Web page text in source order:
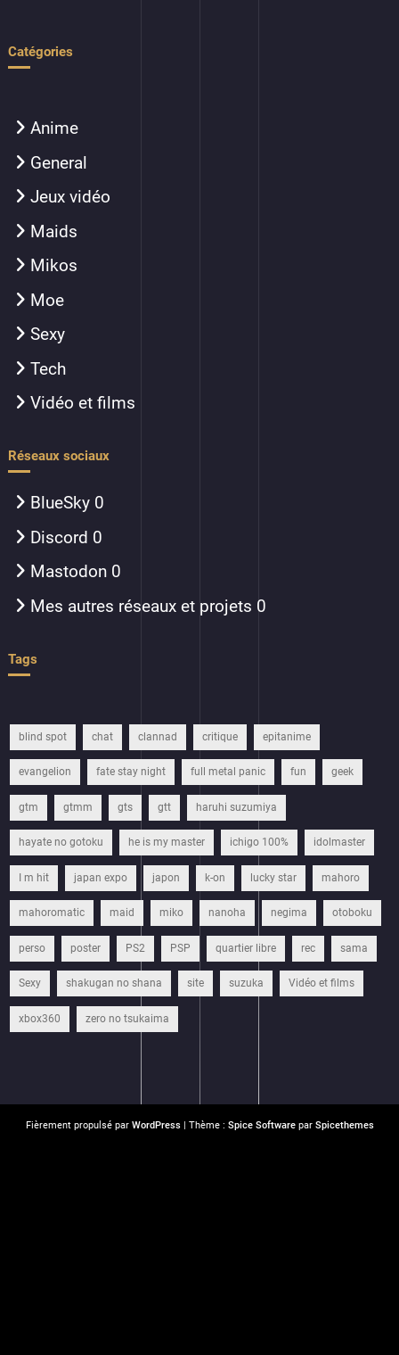
Catégories
Anime
General
Jeux vidéo
Maids
Mikos
Moe
Sexy
Tech
Vidéo et films
Réseaux sociaux
BlueSky 0
Discord 0
Mastodon 0
Mes autres réseaux et projets 0
Tags
blind spot chat clannad critique epitanime
evangelion fate stay night full metal panic fun geek
gtm gtmm gts gtt haruhi suzumiya
hayate no gotoku he is my master ichigo 100% idolmaster
I m hit japan expo japon k-on lucky star mahoro
mahoromatic maid miko nanoha negima otoboku
perso poster PS2 PSP quartier libre rec sama
Sexy shakugan no shana site suzuka Vidéo et films
xbox360 zero no tsukaima
Fièrement propulsé par WordPress| Thème : Spice Softwarepar Spicethemes